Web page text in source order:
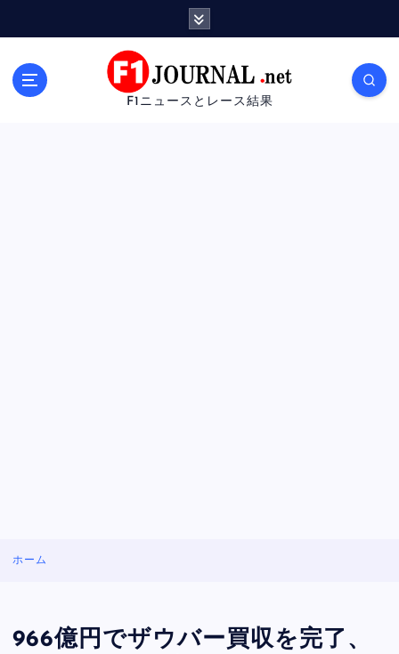
F1ニュースとレース結果
ホーム
966億円でザウバー買収を完了、